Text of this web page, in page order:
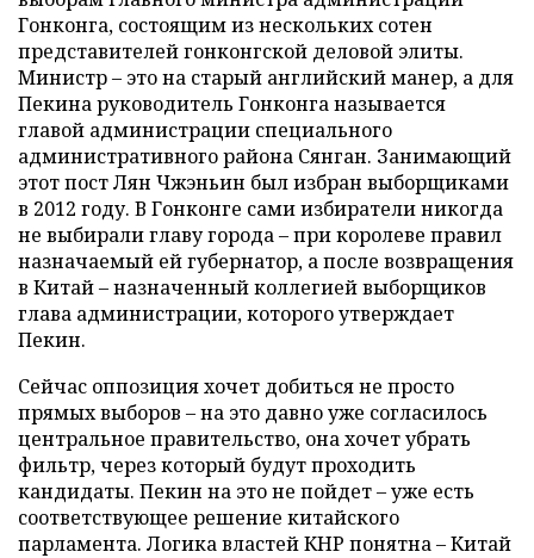
Гонконга, состоящим из нескольких сотен
представителей гонконгской деловой элиты.
Министр – это на старый английский манер, а для
Пекина руководитель Гонконга называется
главой администрации специального
административного района Сянган. Занимающий
этот пост Лян Чжэньин был избран выборщиками
в 2012 году. В Гонконге сами избиратели никогда
не выбирали главу города – при королеве правил
назначаемый ей губернатор, а после возвращения
в Китай–назначенный коллегией выборщиков
глава администрации, которого утверждает
Пекин.
Сейчас оппозиция хочет добиться не просто
прямых выборов – на это давно уже согласилось
центральное правительство, она хочет убрать
фильтр, через который будут проходить
кандидаты. Пекин на это не пойдет – уже есть
соответствующее решение китайского
парламента. Логика властей КНР понятна – Китай